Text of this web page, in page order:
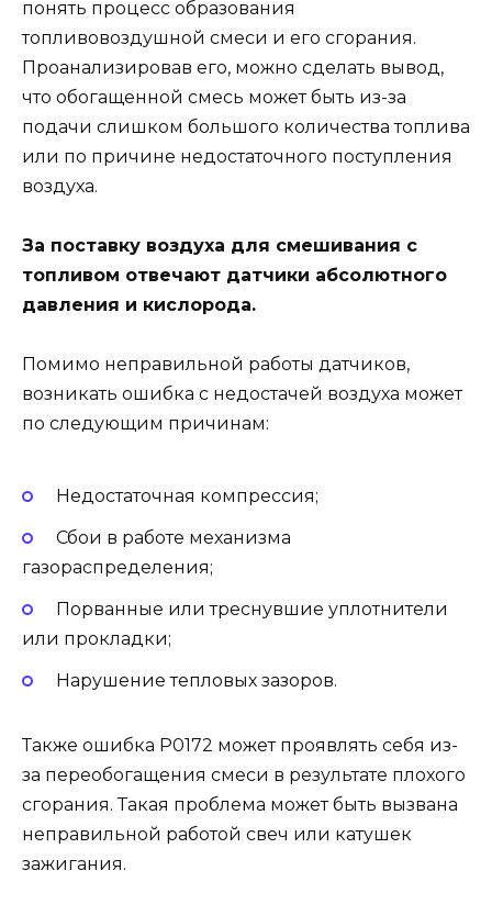
понять процесс образования
топливовоздушной смеси и его сгорания.
Проанализировав его, можно сделать вывод,
что обогащенной смесь может быть из-за
подачи слишком большого количества топлива
или по причине недостаточного поступления
воздуха.
За поставку воздуха для смешивания с
топливом отвечают датчики абсолютного
давления и кислорода.
Помимо неправильной работы датчиков,
возникать ошибка с недостачей воздуха может
по следующим причинам:
Недостаточная компрессия;
Сбои в работе механизма
газораспределения;
Порванные или треснувшие уплотнители
или прокладки;
Нарушение тепловых зазоров.
Также ошибка P0172 может проявлять себя из-
за переобогащения смеси в результате плохого
сгорания. Такая проблема может быть вызвана
неправильной работой свеч или катушек
зажигания.